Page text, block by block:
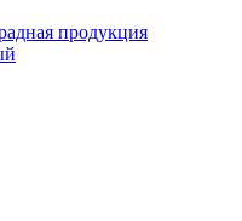
продукция